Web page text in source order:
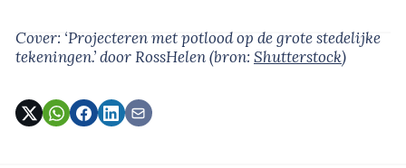
Cover: ‘Projecteren met potlood op de grote stedelijke
tekeningen.’door RossHelen(bron: Shutterstock)